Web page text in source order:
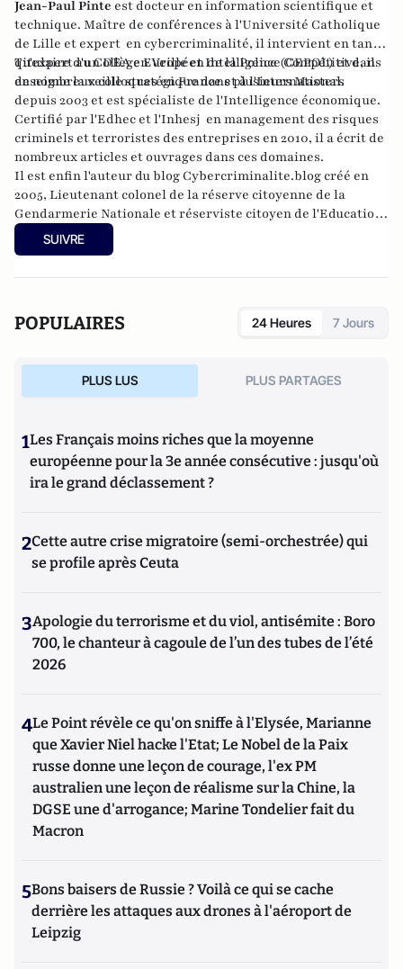
Jean-Paul Pinte est docteur en information scientifique et
technique. Maître de conférences à l'Université Catholique
de Lille et expert en cybercriminalité, il intervient en tant
qu'expert au Collège Européen de la Police (CEPOL) et dans
de nombreux colloques en France et à l'International.
Titulaire d'un DEA en Veille et Intelligence Compétitive, il
enseigne la veille stratégique dans plusieurs Masters
depuis 2003 et est spécialiste de l'Intelligence économique.
Certifié par l'Edhec et l'Inhesj en management des risques
criminels et terroristes des entreprises en 2010, il a écrit de
nombreux articles et ouvrages dans ces domaines.
Il est enfin l'auteur du blog Cybercriminalite.blog créé en
2005, Lieutenant colonel de la réserve citoyenne de la
Gendarmerie Nationale et réserviste citoyen de l'Education
Nationale.
SUIVRE
POPULAIRES 24 Heures 7 Jours
PLUS LUS PLUS PARTAGES
1Les Français moins riches que la moyenne
européenne pour la 3e année consécutive : jusqu'où
ira le grand déclassement ?
2Cette autre crise migratoire (semi-orchestrée) qui
se profile après Ceuta
3Apologie du terrorisme et du viol, antisémite : Boro
700, le chanteur à cagoule de l’un des tubes de l’été
2026
4Le Point révèle ce qu'on sniffe à l'Elysée, Marianne
que Xavier Niel hacke l'Etat; Le Nobel de la Paix
russe donne une leçon de courage, l'ex PM
australien une leçon de réalisme sur la Chine, la
DGSE une d'arrogance; Marine Tondelier fait du
Macron
5Bons baisers de Russie ? Voilà ce qui se cache
derrière les attaques aux drones à l'aéroport de
Leipzig